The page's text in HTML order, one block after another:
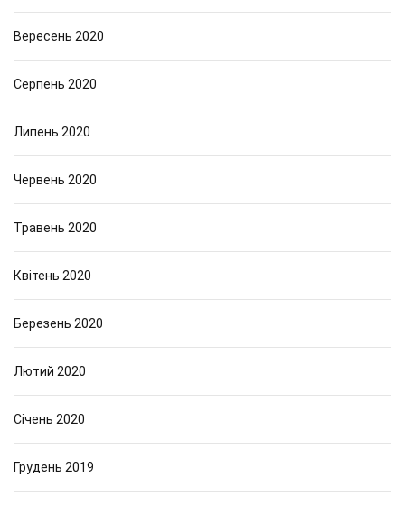
Вересень 2020
Серпень 2020
Липень 2020
Червень 2020
Травень 2020
Квітень 2020
Березень 2020
Лютий 2020
Січень 2020
Грудень 2019